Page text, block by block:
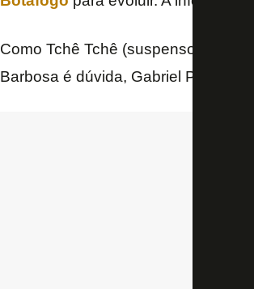
Como Tchê Tchê (suspenso) e
Barbosa é dúvida, Gabriel Pires